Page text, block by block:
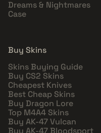
Dreams & Nightmares
Case
Buy Skins
Skins Buying Guide
Buy CS2 Skins
Cheapest Knives
Best Cheap Skins
Buy Dragon Lore
Top M4A4 Skins
Buy AK-47 Vulcan